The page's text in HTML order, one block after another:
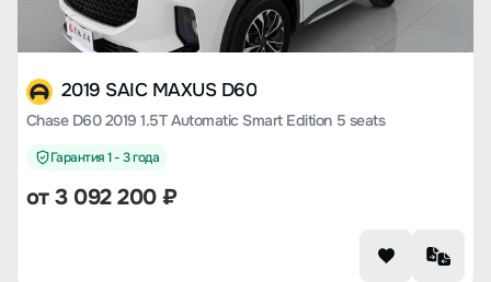
2019 SAIC MAXUS D60
Chase D60 2019 1.5T Automatic Smart Edition 5 seats
Гарантия 1 - 3 года
от3 092 200₽